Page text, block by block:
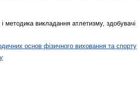
методика викладання атлетизму, здобувачі
основ фізичного виховання та спорту